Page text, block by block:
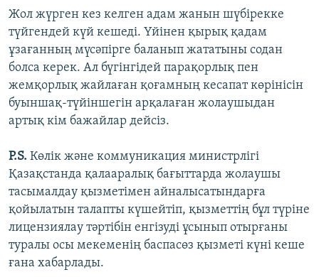
Жол жүрген кез келген адам жанын шүбірекке
түйгендей күй кешеді. Үйінен қырық қадам
ұзағанның мүсәпірге баланып жататыны содан
болса керек. Ал бүгінгідей парақорлық пен
жемқорлық жайлаған қоғамның кесапат көрінісін
буыншақ-түйіншегін арқалаған жолаушыдан
артық кім бажайлар дейсіз.
P.S. Көлік және коммуникация министрлігі
Қазақстанда қалааралық бағыттарда жолаушы
тасымалдау қызметімен айналысатындарға
қойылатын талапты күшейтіп, қызметтің бұл түріне
лицензиялау тәртібін енгізуді ұсынып отырғаны
туралы осы мекеменің баспасөз қызметі күні кеше
ғана хабарлады.